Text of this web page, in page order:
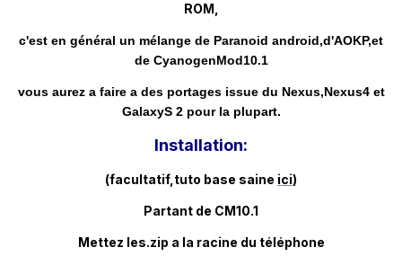
ROM,
c'est en général un mélange de Paranoid android,d'AOKP,et
de CyanogenMod10.1
vous aurez a faire a des portages issue du Nexus,Nexus4 et
GalaxyS 2 pour la plupart.
Installation:
(facultatif, tuto base saine ici)
Partant de CM10.1
Mettez les.zip a la racine du téléphone